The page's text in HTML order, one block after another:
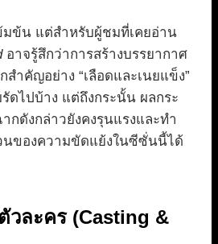
มข้น แต่สำหรับผู้ชมที่เคยอ่าน
อาจรู้สึกว่าการสร้างบรรยากาศ
ำคัญอย่าง “เลือดและเนยแข็ง”
ดไปบ้าง แต่ถึงกระนั้น ผลกระ
ดังกล่าวยังคงรุนแรงและทำ
ของความขัดแย้งในซีซั่นนี้ได้
วละคร (Casting &